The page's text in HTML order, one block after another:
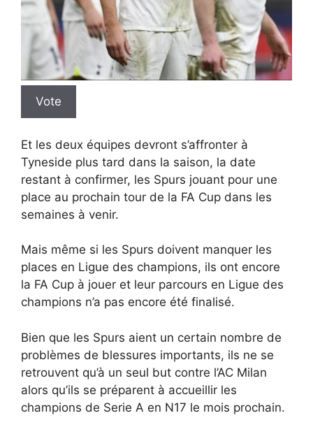
Vote
Et les deux équipes devront s’affronter à
Tyneside plus tard dans la saison, la date
restant à confirmer, les Spurs jouant pour une
place au prochain tour de la FA Cup dans les
semaines à venir.
Mais même si les Spurs doivent manquer les
places en Ligue des champions, ils ont encore
la FA Cup à jouer et leur parcours en Ligue des
champions n’a pas encore été finalisé.
Bien que les Spurs aient un certain nombre de
problèmes de blessures importants, ils ne se
retrouvent qu’à un seul but contre l’AC Milan
alors qu’ils se préparent à accueillir les
champions de Serie A en N17 le mois prochain.